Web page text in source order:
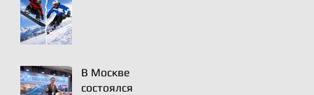
В Москве
состоялся